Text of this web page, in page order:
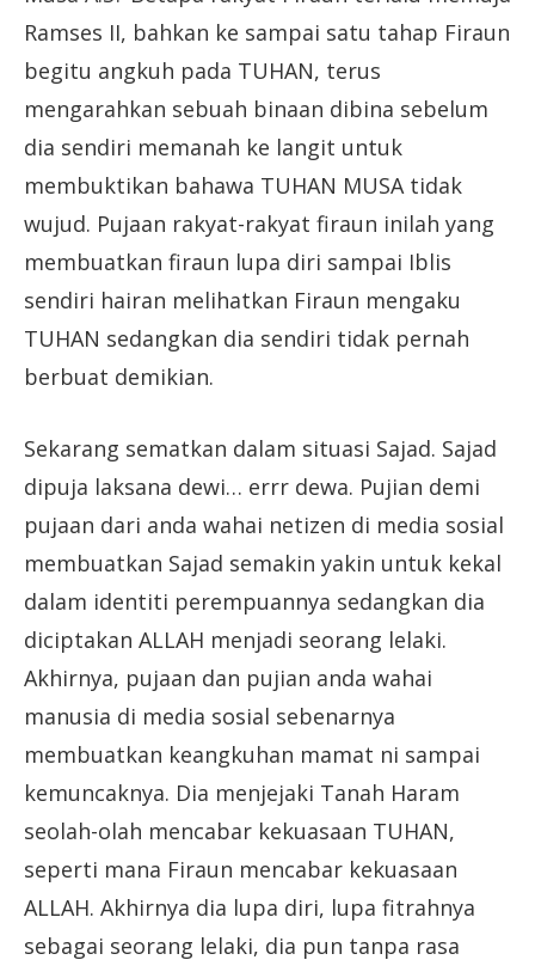
Ramses II, bahkan ke sampai satu tahap Firaun
begitu angkuh pada TUHAN, terus
mengarahkan sebuah binaan dibina sebelum
dia sendiri memanah ke langit untuk
membuktikan bahawa TUHAN MUSA tidak
wujud. Pujaan rakyat-rakyat firaun inilah yang
membuatkan firaun lupa diri sampai Iblis
sendiri hairan melihatkan Firaun mengaku
TUHAN sedangkan dia sendiri tidak pernah
berbuat demikian.
Sekarang sematkan dalam situasi Sajad. Sajad
dipuja laksana dewi… errr dewa. Pujian demi
pujaan dari anda wahai netizen di media sosial
membuatkan Sajad semakin yakin untuk kekal
dalam identiti perempuannya sedangkan dia
diciptakan ALLAH menjadi seorang lelaki.
Akhirnya, pujaan dan pujian anda wahai
manusia di media sosial sebenarnya
membuatkan keangkuhan mamat ni sampai
kemuncaknya. Dia menjejaki Tanah Haram
seolah-olah mencabar kekuasaan TUHAN,
seperti mana Firaun mencabar kekuasaan
ALLAH. Akhirnya dia lupa diri, lupa fitrahnya
sebagai seorang lelaki, dia pun tanpa rasa